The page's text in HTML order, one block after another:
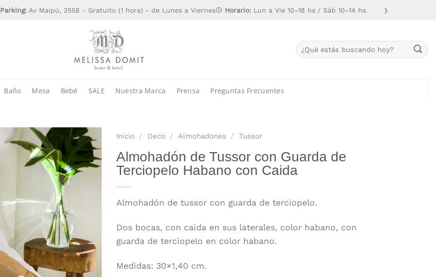
Parking:Av Maipú, 2558 - Gratuito (1 hora) - de Lunes a Viernes Horario:Lun a Vie 10–18 hs / Sáb 10–14 hs ❯
Buscar
por:
Baño Mesa Bebé SALE Nuestra Marca Prensa Preguntas Frecuentes
Inicio / Deco / Almohadones / Tussor
Almohadón de Tussor con Guarda de
Terciopelo Habano con Caida
Almohadón de tussor con guarda de terciopelo.
Dos bocas, con caida en sus laterales, color habano, con
guarda de terciopelo en color habano.
Medidas: 30×1,40 cm.